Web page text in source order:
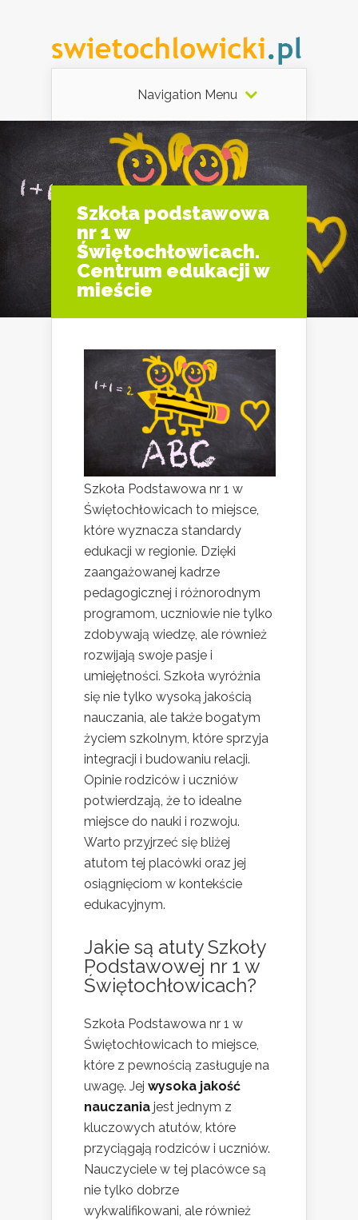
Navigation Menu
Szkoła podstawowa
nr 1 w
Świętochłowicach.
Centrum edukacji w
mieście
Szkoła Podstawowa nr 1 w
Świętochłowicach to miejsce,
które wyznacza standardy
edukacji w regionie. Dzięki
zaangażowanej kadrze
pedagogicznej i różnorodnym
programom, uczniowie nie tylko
zdobywają wiedzę, ale również
rozwijają swoje pasje i
umiejętności. Szkoła wyróżnia
się nie tylko wysoką jakością
nauczania, ale także bogatym
życiem szkolnym, które sprzyja
integracji i budowaniu relacji.
Opinie rodziców i uczniów
potwierdzają, że to idealne
miejsce do nauki i rozwoju.
Warto przyjrzeć się bliżej
atutom tej placówki oraz jej
osiągnięciom w kontekście
edukacyjnym.
Jakie są atuty Szkoły
Podstawowej nr 1 w
Świętochłowicach?
Szkoła Podstawowa nr 1 w
Świętochłowicach to miejsce,
które z pewnością zasługuje na
uwagę. Jej wysoka jakość
nauczania jest jednym z
kluczowych atutów, które
przyciągają rodziców i uczniów.
Nauczyciele w tej placówce są
nie tylko dobrze
wykwalifikowani, ale również